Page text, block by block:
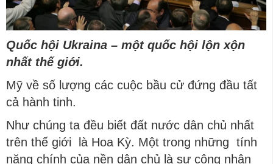
Quốc hội Ukraina – một quốc hội lộn xộn
nhất thế giới.
Mỹ về số lượng các cuộc bầu cử đứng đầu tất
cả hành tinh.
Như chúng ta đều biết đất nước dân chủ nhất
trên thế giới là Hoa Kỳ. Một trong những tính
năng chính của nền dân chủ là sự công nhận